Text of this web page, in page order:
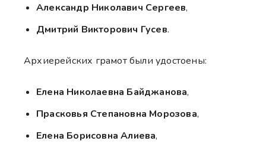
Александр Николавич Сергеев,
Дмитрий Викторович Гусев.
Архиерейских грамот были удостоены:
Елена Николаевна Байджанова,
Прасковья Степановна Морозова,
Елена Борисовна Алиева,